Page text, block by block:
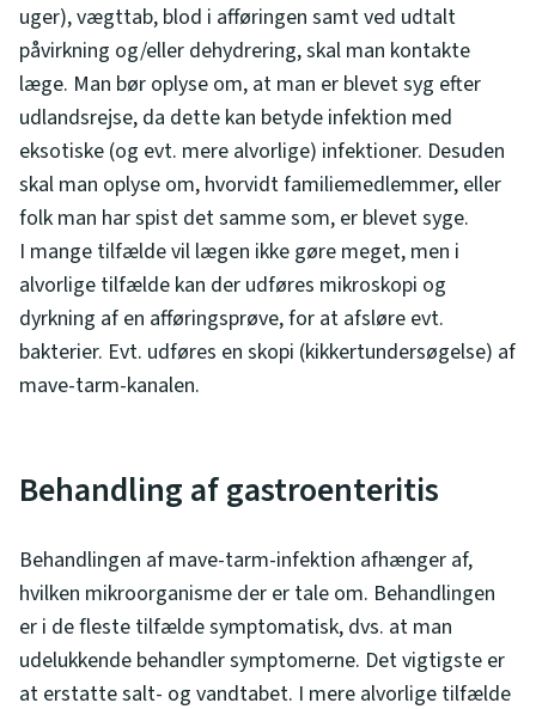
uger), vægttab, blod i afføringen samt ved udtalt
påvirkning og/eller dehydrering, skal man kontakte
læge. Man bør oplyse om, at man er blevet syg efter
udlandsrejse, da dette kan betyde infektion med
eksotiske (og evt. mere alvorlige) infektioner. Desuden
skal man oplyse om, hvorvidt familiemedlemmer, eller
folk man har spist det samme som, er blevet syge.
I mange tilfælde vil lægen ikke gøre meget, men i
alvorlige tilfælde kan der udføres mikroskopi og
dyrkning af en afføringsprøve, for at afsløre evt.
bakterier. Evt. udføres en skopi (kikkertundersøgelse) af
mave-tarm-kanalen.
Behandling af gastroenteritis
Behandlingen af mave-tarm-infektion afhænger af,
hvilken mikroorganisme der er tale om. Behandlingen
er i de fleste tilfælde symptomatisk, dvs. at man
udelukkende behandler symptomerne. Det vigtigste er
at erstatte salt- og vandtabet. I mere alvorlige tilfælde